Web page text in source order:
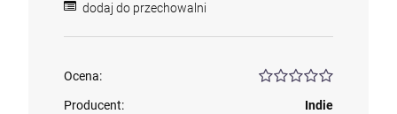
dodaj do przechowalni
Ocena:
Producent:
Indie